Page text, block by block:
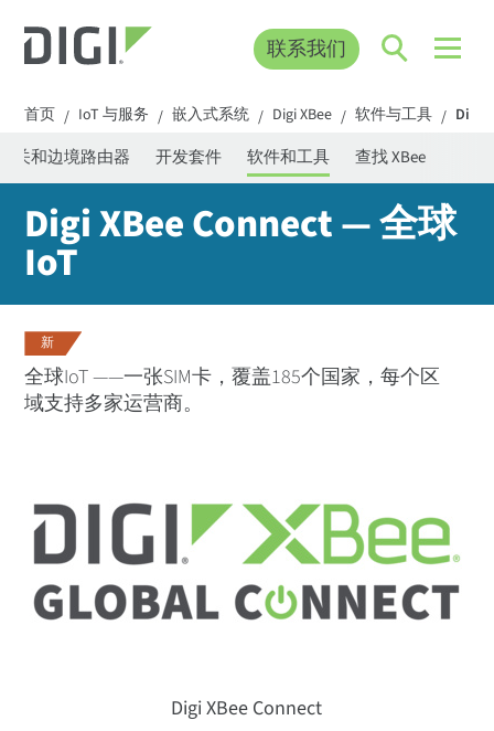
联系我们
首页 / IoT 与服务 / 嵌入式系统 / Digi XBee / 软件与工具 / Digi
关和边境路由器 开发套件 软件和工具 查找 XBee
Digi XBee Connect — 全球
IoT
新
全球IoT ——一张SIM卡，覆盖185个国家，每个区
域支持多家运营商。
Digi XBee Connect